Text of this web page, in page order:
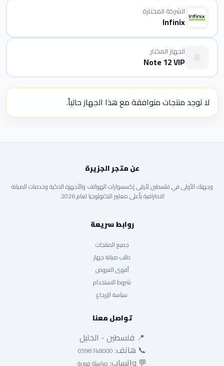
الشركة المختارة
Infinix
الجهاز المختار
Note 12 VIP
لا توجد منتجات متوافقة مع هذا الجهاز حالياً.
عن متجر الجزيرة
وجهتك الأولى في فلسطين لأرقى إكسسوارات الهواتف والأجهزة الذكية وخدمات الصيانة
الاحترافية بأعلى معايير التكنولوجيا لعام 2026.
روابط سريعة
جميع المنتجات
طلب صيانة جهاز
أقوى العروض
شروط الاستخدام
سياسة الإرجاع
تواصل معنا
📍 فلسطين - الخليل
📞 هاتف: 0598748000
💬 واتساب: مراسلة فورية